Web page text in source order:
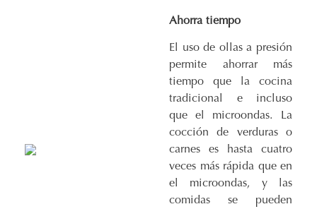
Ahorra tiempo
El uso de ollas a presión
permite ahorrar más
tiempo que la cocina
tradicional e incluso
que el microondas. La
cocción de verduras o
carnes es hasta cuatro
veces más rápida que en
el microondas, y las
comidas se pueden